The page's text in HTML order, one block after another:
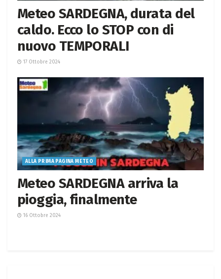
Meteo SARDEGNA, durata del
caldo. Ecco lo STOP con di
nuovo TEMPORALI
17 Ottobre 2024
ALLA PRIMA PAGINA METEO
Meteo SARDEGNA arriva la
pioggia, finalmente
16 Ottobre 2024